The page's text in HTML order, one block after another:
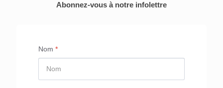
Abonnez-vous à notre infolettre
Nom *